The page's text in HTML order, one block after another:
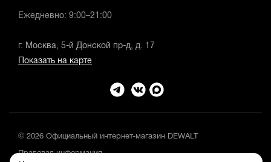
Ежедневно: 9:00–21:00
г. Москва, 5-й Донской пр-д, д. 17
Показать на карте
© 2026 Официальный интернет-магазин DEWALT
Правовая информация